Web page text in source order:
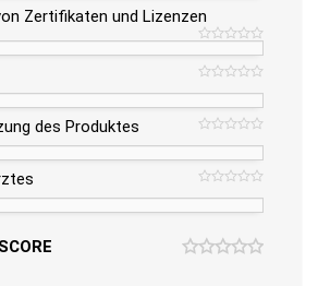
Zertifikaten und Lizenzen
des Produktes